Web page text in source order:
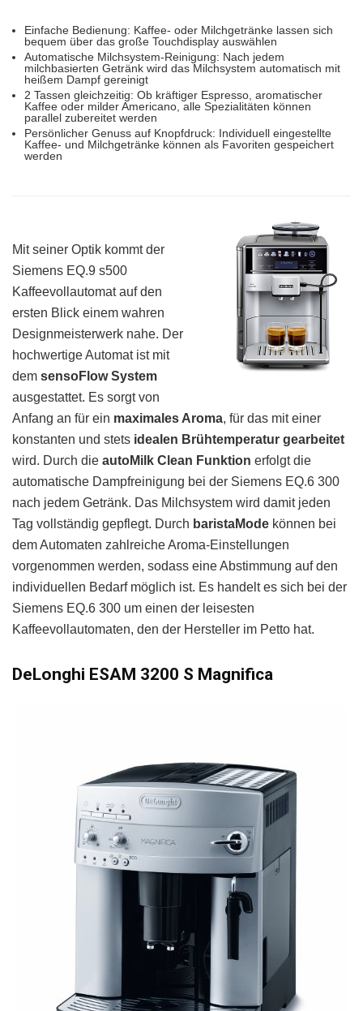
Einfache Bedienung: Kaffee- oder Milchgetränke lassen sich
bequem über das große Touchdisplay auswählen
Automatische Milchsystem-Reinigung: Nach jedem
milchbasierten Getränk wird das Milchsystem automatisch mit
heißem Dampf gereinigt
2 Tassen gleichzeitig: Ob kräftiger Espresso, aromatischer
Kaffee oder milder Americano, alle Spezialitäten können
parallel zubereitet werden
Persönlicher Genuss auf Knopfdruck: Individuell eingestellte
Kaffee- und Milchgetränke können als Favoriten gespeichert
werden
Mit seiner Optik kommt der
Siemens EQ.9 s500
Kaffeevollautomat auf den
ersten Blick einem wahren
Designmeisterwerk nahe. Der
hochwertige Automat ist mit
dem sensoFlow System
ausgestattet. Es sorgt von
Anfang an für ein maximales Aroma, für das mit einer
konstanten und stets idealen Brühtemperatur gearbeitet
wird. Durch die autoMilk Clean Funktion erfolgt die
automatische Dampfreinigung bei der Siemens EQ.6 300
nach jedem Getränk. Das Milchsystem wird damit jeden
Tag vollständig gepflegt. Durch baristaMode können bei
dem Automaten zahlreiche Aroma-Einstellungen
vorgenommen werden, sodass eine Abstimmung auf den
individuellen Bedarf möglich ist. Es handelt es sich bei der
Siemens EQ.6 300 um einen der leisesten
Kaffeevollautomaten, den der Hersteller im Petto hat.
DeLonghi ESAM 3200 S Magnifica